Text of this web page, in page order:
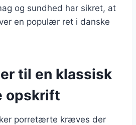
og sundhed har sikret, at
en populær ret i danske
til en klassisk
opskrift
porretærte kræves der